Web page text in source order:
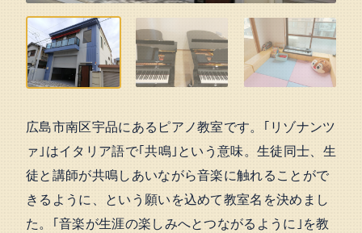
広島市南区宇品にあるピアノ教室です。｢リゾナンツ
ァ｣はイタリア語で｢共鳴｣という意味。生徒同士、生
徒と講師が共鳴しあいながら音楽に触れることがで
きるように、という願いを込めて教室名を決めまし
た。｢音楽が生涯の楽しみへとつながるように｣を教